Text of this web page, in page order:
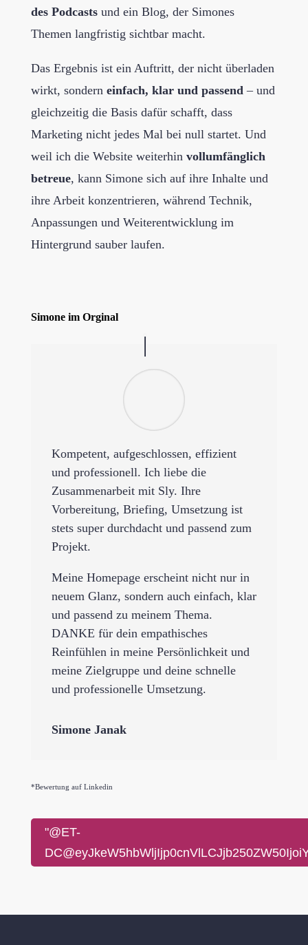
des Podcastsund ein Blog, der Simones
Themen langfristig sichtbar macht.
Das Ergebnis ist ein Auftritt, der nicht überladen
wirkt, sondern einfach, klar und passend – und
gleichzeitig die Basis dafür schafft, dass
Marketing nicht jedes Mal bei null startet. Und
weil ich die Website weiterhin vollumfänglich
betreue, kann Simone sich auf ihre Inhalte und
ihre Arbeit konzentrieren, während Technik,
Anpassungen und Weiterentwicklung im
Hintergrund sauber laufen.
Simone im Orginal
Kompetent, aufgeschlossen, effizient
und professionell. Ich liebe die
Zusammenarbeit mit Sly. Ihre
Vorbereitung, Briefing, Umsetzung ist
stets super durchdacht und passend zum
Projekt.
Meine Homepage erscheint nicht nur in
neuem Glanz, sondern auch einfach, klar
und passend zu meinem Thema.
DANKE für dein empathisches
Reinfühlen in meine Persönlichkeit und
meine Zielgruppe und deine schnelle
und professionelle Umsetzung.
Simone Janak
*Bewertung auf Linkedin
"@ET-